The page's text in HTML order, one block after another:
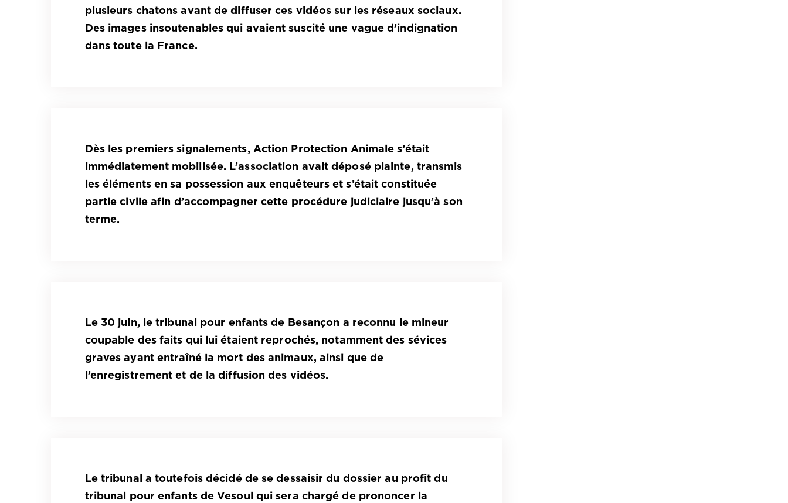
plusieurs chatons avant de diffuser ces vidéos sur les réseaux sociaux.
Des images insoutenables qui avaient suscité une vague d’indignation
dans toute la France.
Dès les premiers signalements, Action Protection Animale s’était
immédiatement mobilisée. L’association avait déposé plainte, transmis
les éléments en sa possession aux enquêteurs et s’était constituée
partie civile afin d’accompagner cette procédure judiciaire jusqu’à son
terme.
Le 30 juin, le tribunal pour enfants de Besançon a reconnu le mineur
coupable des faits qui lui étaient reprochés, notamment des sévices
graves ayant entraîné la mort des animaux, ainsi que de
l’enregistrement et de la diffusion des vidéos.
Le tribunal a toutefois décidé de se dessaisir du dossier au profit du
tribunal pour enfants de Vesoul qui sera chargé de prononcer la